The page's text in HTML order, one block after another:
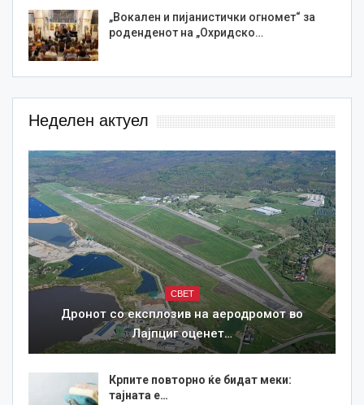
„Вокален и пијанистички огномет“ за
роденденот на „Охридско…
Неделен актуел
СВЕТ
Дронот со експлозив на аеродромот во
Лајпциг оценет…
Крпите повторно ќе бидат меки:
тајната е…